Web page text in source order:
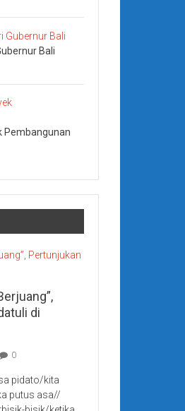
Bali
Pembangunan
di
0
pidato/kita
putus asa//